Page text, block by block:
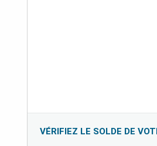
VÉRIFIEZ LE SOLDE DE